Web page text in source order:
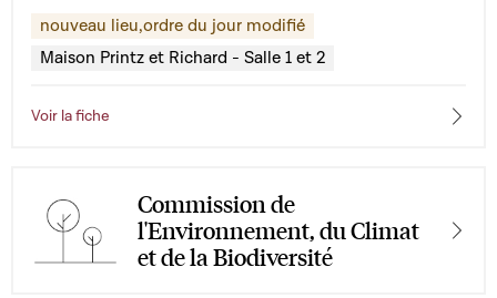
nouveau lieu,ordre du jour modifié
Maison Printz et Richard - Salle 1 et 2
Voir la fiche
Commission de
l'Environnement, du Climat
et de la Biodiversité